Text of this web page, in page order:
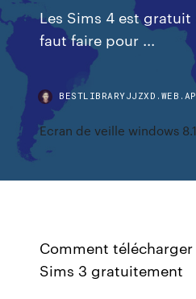
Les Sims 4 est
faut faire pour ...
Ecran de veille windows 8.1
Comment
Sims 3 gratuitement